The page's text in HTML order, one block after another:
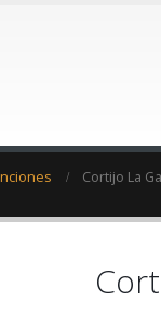
Cortijo La